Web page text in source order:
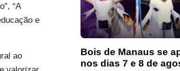
“A
e
ao
Bois de Manaus se
nos dias 7 e 8 de